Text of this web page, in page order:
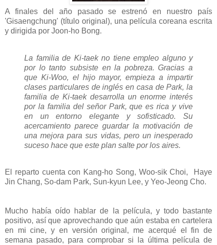
A finales del año pasado se estrenó en nuestro país
'Gisaengchung' (título original), una película coreana escrita
y dirigida por Joon-ho Bong.
La familia de Ki-taek no tiene empleo alguno y
por lo tanto subsiste en la pobreza. Gracias a
que Ki-Woo, el hijo mayor, empieza a impartir
clases particulares de inglés en casa de Park, la
familia de Ki-taek desarrolla un enorme interés
por la familia del señor Park, que es rica y vive
en un entorno elegante y sofisticado. Su
acercamiento parece guardar la motivación de
una mejora para sus vidas, pero un inesperado
suceso hace que este plan salte por los aires.
El reparto cuenta con Kang-ho Song, Woo-sik Choi, Haye
Jin Chang, So-dam Park, Sun-kyun Lee, y Yeo-Jeong Cho.
Mucho había oído hablar de la película, y todo bastante
positivo, así que aprovechando que aún estaba en cartelera
en mi cine, y en versión original, me acerqué el fin de
semana pasado, para comprobar si la última película de